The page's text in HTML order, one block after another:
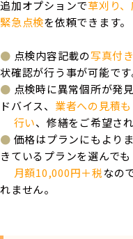
追加オプションで草刈り
緊急点検を依頼できます。
● 点検内容記載の写真付
状確認が行う事が可能です
● 点検時に異常個所が発
ドバイス、 業者への見積
行い、修繕をご希望さ
● 価格はプランにもより
きているプランを選んでも
月額10,000円＋税なの
れません。